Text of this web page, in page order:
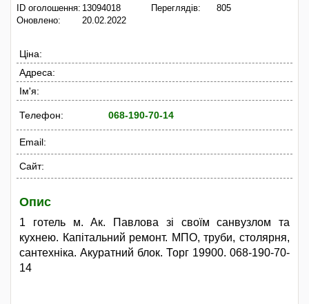
ID оголошення: 13094018
Оновлено:
20.02.2022
Переглядів: 805
Ціна:
Адреса:
Ім'я:
Телефон: 068-190-70-14
Email:
Сайт:
Опис
1 готель м. Ак. Павлова зі своїм санвузлом та
кухнею. Капітальний ремонт. МПО, труби, столярня,
сантехніка. Акуратний блок. Торг 19900. 068-190-70-
14